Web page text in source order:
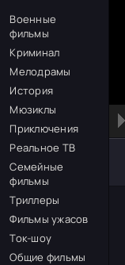
Военные
фильмы
Криминал
Мелодрамы
История
Мюзиклы
Приключения
Реальное ТВ
Семейные
фильмы
Триллеры
Фильмы ужасов
Ток-шоу
Общие фильмы